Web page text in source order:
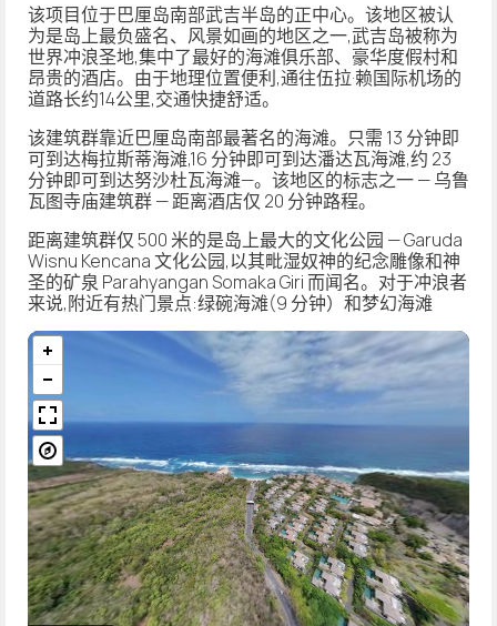
该项目位于巴厘岛南部武吉半岛的正中心。该地区被认
为是岛上最负盛名、风景如画的地区之一,武吉岛被称为
世界冲浪圣地,集中了最好的海滩俱乐部、豪华度假村和
昂贵的酒店。由于地理位置便利,通往伍拉·赖国际机场的
道路长约14公里,交通快捷舒适。
该建筑群靠近巴厘岛南部最著名的海滩。只需 13 分钟即
可到达梅拉斯蒂海滩,16 分钟即可到达潘达瓦海滩,约 23
分钟即可到达努沙杜瓦海滩—。该地区的标志之一 — 乌鲁
瓦图寺庙建筑群 — 距离酒店仅 20 分钟路程。
距离建筑群仅 500 米的是岛上最大的文化公园 — Garuda
Wisnu Kencana 文化公园,以其毗湿奴神的纪念雕像和神
圣的矿泉 Parahyangan Somaka Giri 而闻名。对于冲浪者
来说,附近有热门景点:绿碗海滩(9 分钟）和梦幻海滩